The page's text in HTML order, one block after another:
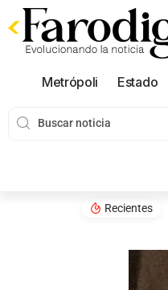
Metrópoli Estado
Recientes